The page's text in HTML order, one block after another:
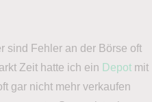
sind Fehler an der Börse oft
Zeit hatte ich ein Depot mit
gar nicht mehr verkaufen